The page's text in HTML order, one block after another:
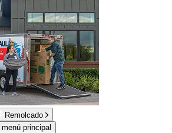
Remolcado
principal